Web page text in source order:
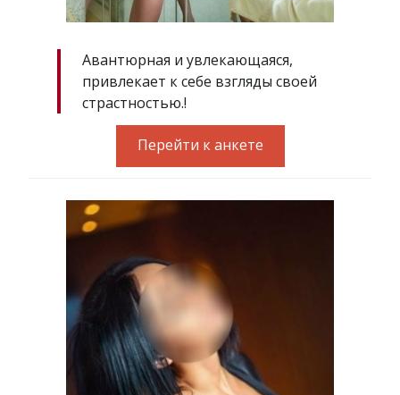
Авантюрная и увлекающаяся,
привлекает к себе взгляды своей
страстностью.!
Перейти к анкете